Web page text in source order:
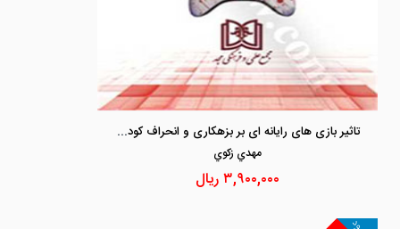
تاثیر بازی های رایانه ای بر بزهکاری و انحراف کودکان و نوجوانان
مهدي زكوي
۳,۹۰۰,۰۰۰ریال